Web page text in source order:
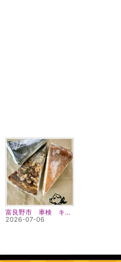
富良野市 車検 キッチンカー
2026-07-06